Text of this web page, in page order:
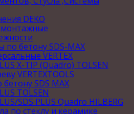
DEKO
монтажные
по бетону SDS-MAX
VERTEX
X-TIP (Quadro) TOLSEN
VERTEXTOOLS
SDS MAX
TOLSEN
SDS PLUS Quadro HILBERG
по стеклу и керамике